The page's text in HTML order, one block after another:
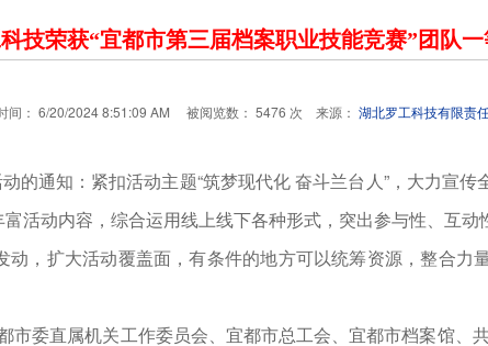
技荣获“宜都市第三届档案职业技能竞赛”团队
间： 6/20/2024 8:51:09 AM 被阅览数： 5476 次 来源： 湖北罗工科技有限责
的通知：紧扣活动主题“筑梦现代化 奋斗兰台人”，大力宣
活动内容，综合运用线上线下各种形式，突出参与性、互
，扩大活动覆盖面，有条件的地方可以统筹资源，整合
委直属机关工作委员会、宜都市总工会、宜都市档案馆、